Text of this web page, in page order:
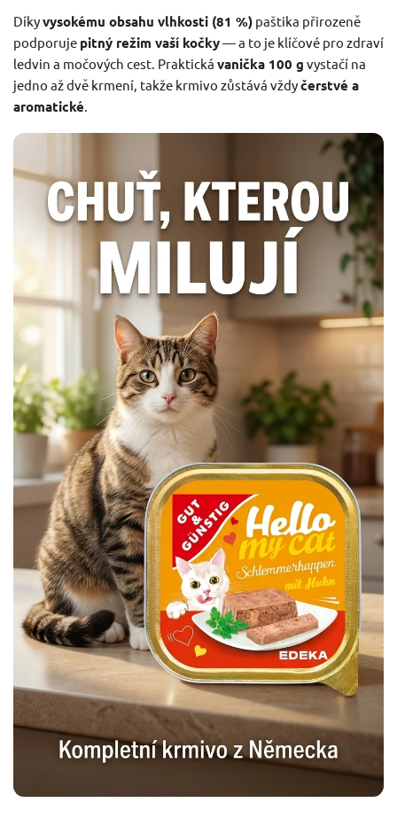
Díkyvysokému obsahu vlhkosti (81 %) paštika přirozeně
podporuje pitný režim vaší kočky— a to je klíčové pro zdraví
ledvin a močových cest. Praktická vanička 100 g vystačí na
jedno až dvě krmení, takže krmivo zůstává vždyčerstvé a
aromatické